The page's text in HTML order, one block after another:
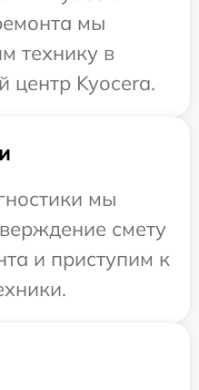
мы
технику в
центр Kyocera.
мы
смету
и приступим к